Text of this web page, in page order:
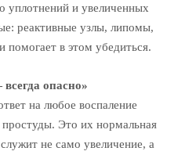
уплотнений и увеличенных
реактивные узлы, липомы,
в этом убедиться.
опасно»
на любое воспаление
Это их нормальная
не само увеличение, а